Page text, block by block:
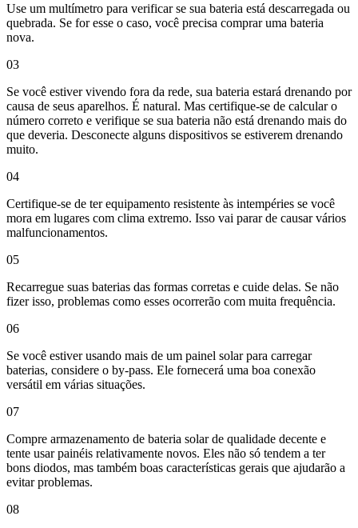
Use um multímetro para verificar se sua bateria está descarregada ou
quebrada. Se for esse o caso, você precisa comprar uma bateria
nova.
03
Se você estiver vivendo fora da rede, sua bateria estará drenando por
causa de seus aparelhos. É natural. Mas certifique-se de calcular o
número correto e verifique se sua bateria não está drenando mais do
que deveria. Desconecte alguns dispositivos se estiverem drenando
muito.
04
Certifique-se de ter equipamento resistente às intempéries se você
mora em lugares com clima extremo. Isso vai parar de causar vários
malfuncionamentos.
05
Recarregue suas baterias das formas corretas e cuide delas. Se não
fizer isso, problemas como esses ocorrerão com muita frequência.
06
Se você estiver usando mais de um painel solar para carregar
baterias, considere o by-pass. Ele fornecerá uma boa conexão
versátil em várias situações.
07
Compre armazenamento de bateria solar de qualidade decente e
tente usar painéis relativamente novos. Eles não só tendem a ter
bons diodos, mas também boas características gerais que ajudarão a
evitar problemas.
08